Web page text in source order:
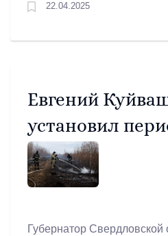
22.04.2025
Евгений
установил
2025 году
Губернатор Свердловской